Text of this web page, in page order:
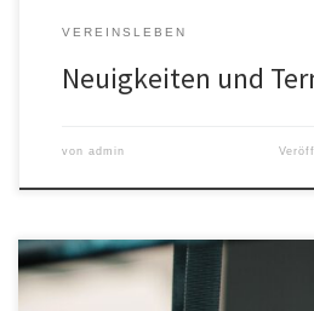
VEREINSLEBEN
Neuigkeiten und
von admin